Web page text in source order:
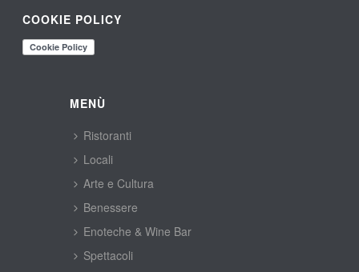
COOKIE POLICY
MENÙ
Ristoranti
Locali
Arte e Cultura
Benessere
Enoteche & Wine Bar
Spettacoli